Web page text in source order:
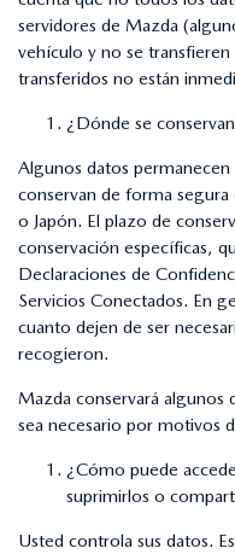
servidores de Mazda
vehículo y no se
transferidos no están
¿Dónde se
Algunos datos
conservan de forma
o Japón. El plazo de
conservación específicas,
Declaraciones de
Servicios Conectados. En
cuanto dejen de ser
recogieron.
Mazda conservará algunos
sea necesario por motivos
¿Cómo puede
suprimirlos o
Usted controla sus datos.